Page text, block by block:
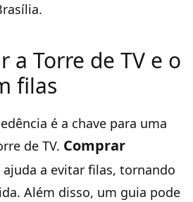
a Torre de TV e o
filas
é a chave para uma
de TV. Comprar
ajuda a evitar filas, tornando
Além disso, um guia pode